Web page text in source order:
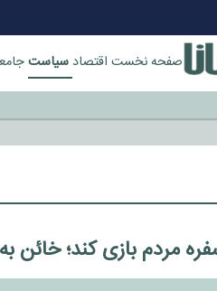
صفحه نخست اقتصاد سیاست
برای مهار چین، روسیه و اروپا شکست
مردم بازی کند؛ خائن